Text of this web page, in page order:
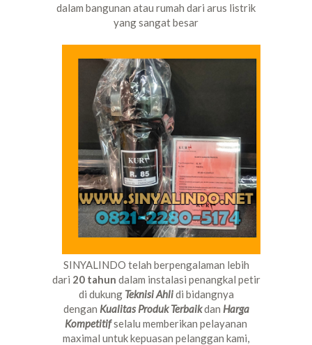
dalam bangunan atau rumah dari arus listrik
yang sangat besar
SINYALINDO telah berpengalaman lebih
dari 20 tahun dalam instalasi penangkal petir
di dukung Teknisi Ahlidi bidangnya
dengan Kualitas Produk Terbaikdan Harga
Kompetitifselalu memberikan pelayanan
maximal untuk kepuasan pelanggan kami,